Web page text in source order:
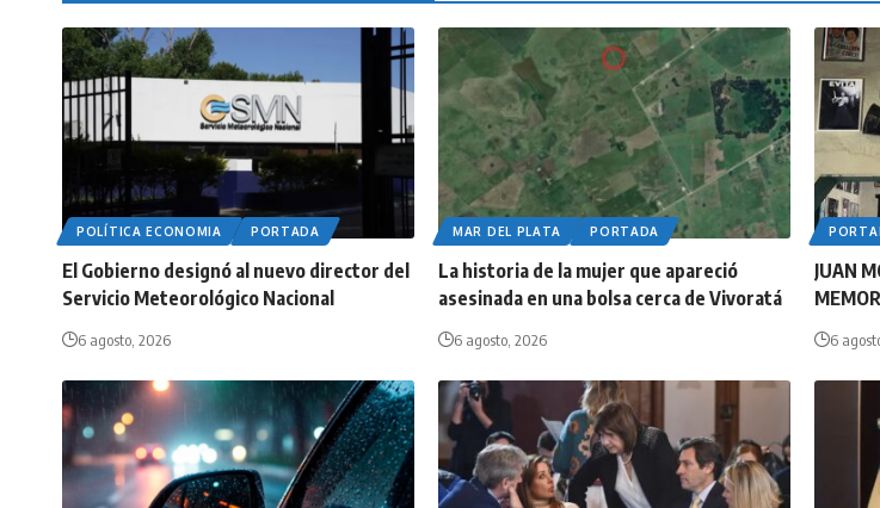
POLÍTICA ECONOMIA PORTADA
El Gobierno designó al nuevo director del
Servicio Meteorológico Nacional
6 agosto, 2026
MAR DEL PLATA PORTADA
La historia de la mujer que apareció
asesinada en una bolsa cerca de Vivoratá
6 agosto, 2026
JUAN
6